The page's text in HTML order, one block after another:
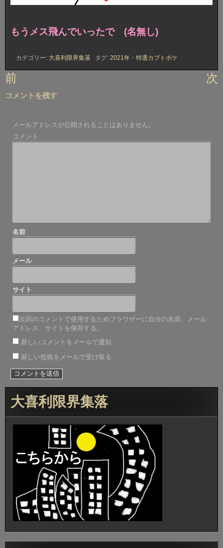
もうメス飛んでいったで (名無し)
カテゴリー: 大喜利限界集落 タグ: 2021年 ・ 特選カブトボケ
投
ナ
ゲ
ー
前 次
コメントを残す
メールアドレスが公開されることはありません。
コメント
名前
メール
サイト
次回のコメントで使用するためブラウザーに自分の名前、メール
アドレス、サイトを保存する。
新しいコメントをメールで通知
新しい投稿をメールで受け取る
大喜利限界集落